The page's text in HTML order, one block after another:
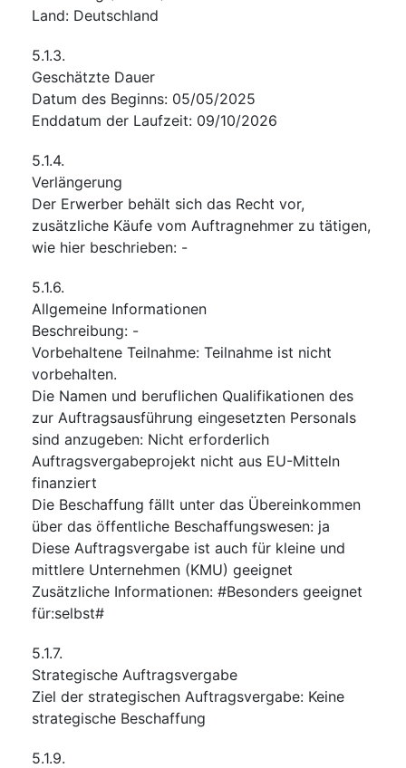
Land: Deutschland
5.1.3.
Geschätzte Dauer
Datum des Beginns: 05/05/2025
Enddatum der Laufzeit: 09/10/2026
5.1.4.
Verlängerung
Der Erwerber behält sich das Recht vor,
zusätzliche Käufe vom Auftragnehmer zu tätigen,
wie hier beschrieben: -
5.1.6.
Allgemeine Informationen
Beschreibung: -
Vorbehaltene Teilnahme: Teilnahme ist nicht
vorbehalten.
Die Namen und beruflichen Qualifikationen des
zur Auftragsausführung eingesetzten Personals
sind anzugeben: Nicht erforderlich
Auftragsvergabeprojekt nicht aus EU-Mitteln
finanziert
Die Beschaffung fällt unter das Übereinkommen
über das öffentliche Beschaffungswesen: ja
Diese Auftragsvergabe ist auch für kleine und
mittlere Unternehmen (KMU) geeignet
Zusätzliche Informationen: #Besonders geeignet
für:selbst#
5.1.7.
Strategische Auftragsvergabe
Ziel der strategischen Auftragsvergabe: Keine
strategische Beschaffung
5.1.9.